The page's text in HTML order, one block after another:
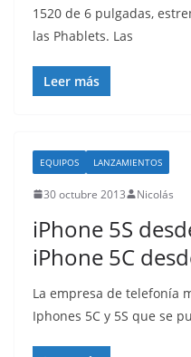
1520 de 6 pulgadas,
las Phablets. Las
Leer más
EQUIPOS LANZAMIENTOS
30 octubre 2013 Nicolás
iPhone 5S
iPhone 5C
La empresa de telefonía
Iphones 5C y 5S que se